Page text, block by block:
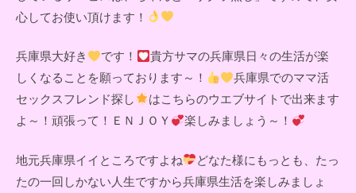
心してお使い頂けます！
兵庫県大好き です！
貴方サマの兵庫県日々の生活が楽
しくなることを願っております～！
兵庫県でのママ活
セックスフレンド探し
はこちらのウエブサイトで出来ます
よ～！頑張って！ＥＮＪＯＹ
楽しみましょう～！
地元兵庫県イイところですよね
どなた様にもっとも、たっ
たの一回しかない人生ですから兵庫県生活を楽しみましょ